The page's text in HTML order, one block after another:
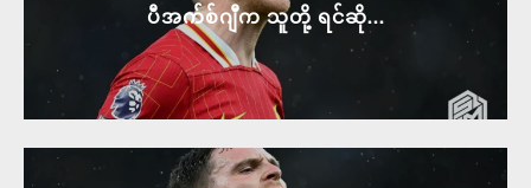
ပီအက်စ်ဂျီက သူတို့ ရင်ဆို...